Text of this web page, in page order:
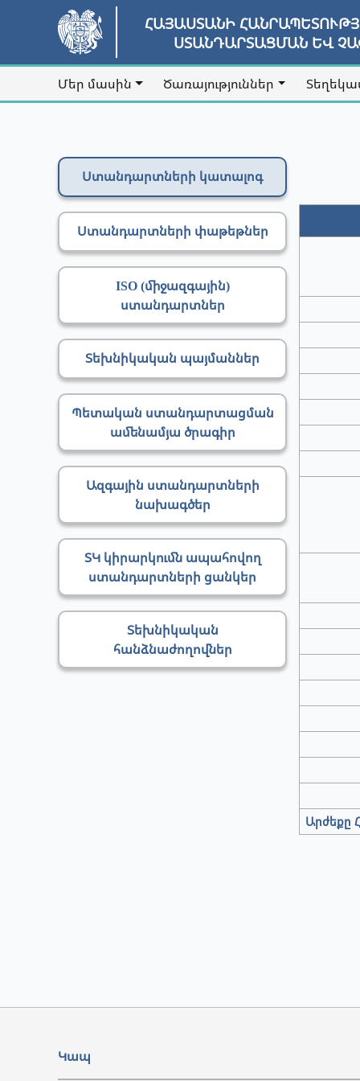
ՀԱՅԱՍՏԱՆԻ
ՍՏԱՆԴԱՐՏԱՑՄԱՆ ԵՎ
Մեր մասին Ծառայություններ
Ստանդարտների կատալոգ
Ստանդարտների փաթեթներ
ISO (միջազգային)
ստանդարտներ
Տեխնիկական պայմաններ
Պետական ստանդարտացման
ամենամյա ծրագիր
Ազգային ստանդարտների
նախագծեր
ՏԿ կիրարկումն ապահովող
ստանդարտների ցանկեր
Տեխնիկական
հանձնաժողովներ
Արժեքը
Կապ